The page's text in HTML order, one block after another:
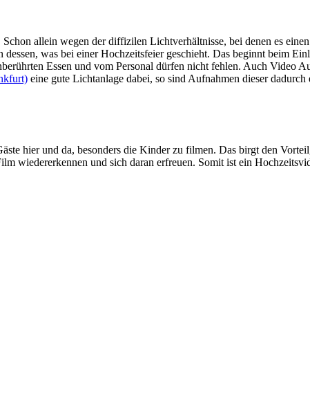
allein wegen der diffizilen Lichtverhältnisse, bei denen es
was bei einer Hochzeitsfeier geschieht. Das beginnt beim
Essen und vom Personal dürfen nicht fehlen. Auch Video
eine gute Lichtanlage dabei, so sind Aufnahmen dieser
hier und da, besonders die Kinder zu filmen. Das birgt den
wiedererkennen und sich daran erfreuen. Somit ist ein